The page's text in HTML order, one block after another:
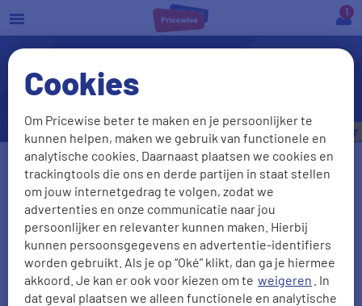
Cookies
Om Pricewise beter te maken en je persoonlijker te
kunnen helpen, maken we gebruik van functionele en
analytische cookies. Daarnaast plaatsen we cookies en
trackingtools die ons en derde partijen in staat stellen
om jouw internetgedrag te volgen, zodat we
advertenties en onze communicatie naar jou
persoonlijker en relevanter kunnen maken. Hierbij
kunnen persoonsgegevens en advertentie-identifiers
worden gebruikt. Als je op “Oké” klikt, dan ga je hiermee
akkoord. Je kan er ook voor kiezen om te weigeren . In
dat geval plaatsen we alleen functionele en analytische
a
Veelgestelde vragen
autoverzekering
Vul je kenteken in
Kenteken onbekend
Postcode Huisnr + Toevoeging
Bespaar tot €535,- per jaar